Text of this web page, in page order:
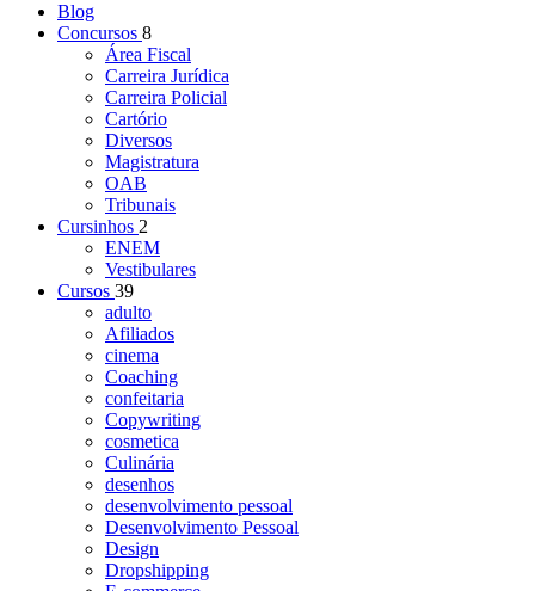
Blog
Concursos 8
Área Fiscal
Carreira Jurídica
Carreira Policial
Cartório
Diversos
Magistratura
OAB
Tribunais
Cursinhos 2
ENEM
Vestibulares
Cursos 39
adulto
Afiliados
cinema
Coaching
confeitaria
Copywriting
cosmetica
Culinária
desenhos
desenvolvimento pessoal
Desenvolvimento Pessoal
Design
Dropshipping